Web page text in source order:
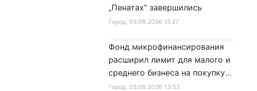
Город, 05.08.2026 15:27
„Пенатах“ завершились
Город, 05.08.2026 13:53
Фонд микрофинансирования
расширил лимит для малого и
среднего бизнеса на покупку
специальной техники